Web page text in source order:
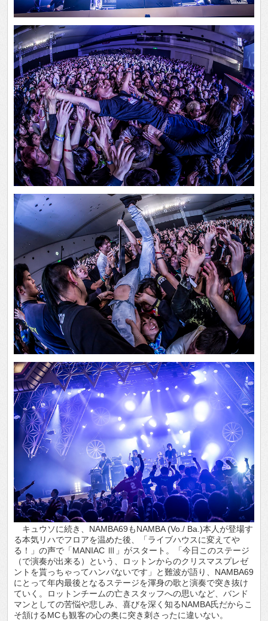
キュウソに続き、NAMBA69もNAMBA (Vo./ Ba.)本人が登場す
る本気リハでフロアを温めた後、「ライブハウスに変えてや
る！」の声で「MANIAC Ⅲ」がスタート。「今日このステージ
（で演奏が出来る）という、ロットンからのクリスマスプレゼ
ントを貰っちゃってハンパないです」と難波が語り、NAMBA69
にとって年内最後となるステージを渾身の歌と演奏で突き抜け
ていく。ロットンチームの亡きスタッフへの思いなど、バンド
マンとしての苦悩や悲しみ、喜びを深く知るNAMBA氏だからこ
そ頷けるMCも観客の心の奥に突き刺さったに違いない。